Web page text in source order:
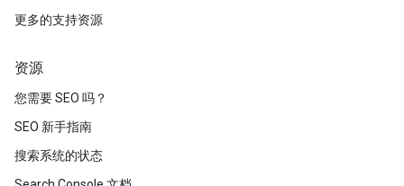
更多的支持资源
资源
您需要 SEO 吗？
SEO 新手指南
搜索系统的状态